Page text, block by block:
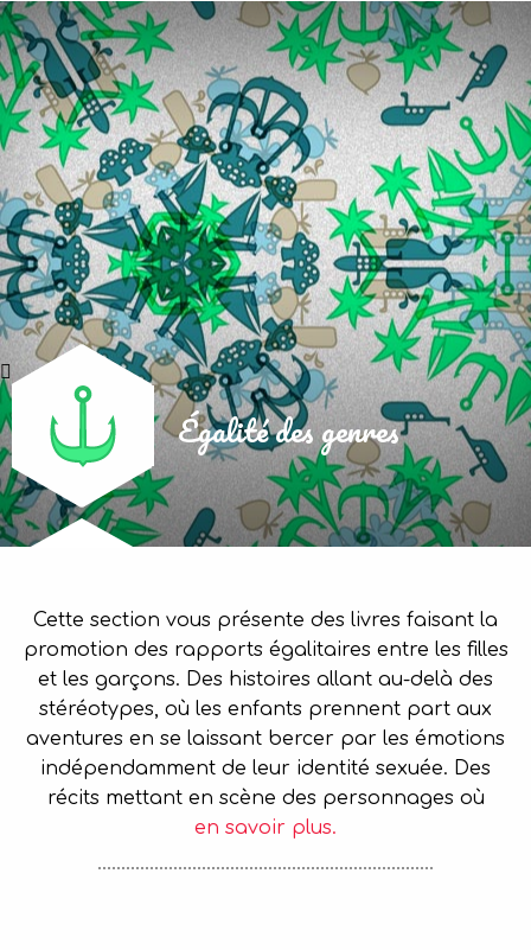
Égalité des genres
Cette section vous présente des livres faisant la
promotion des rapports égalitaires entre les filles
et les garçons. Des histoires allant au-delà des
stéréotypes, où les enfants prennent part aux
aventures en se laissant bercer par les émotions
indépendamment de leur identité sexuée. Des
récits mettant en scène des personnages où
en savoir plus.